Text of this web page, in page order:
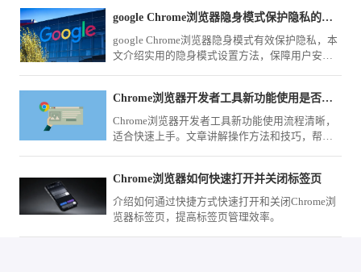
google Chrome浏览器隐身模式保护隐私的实用方法
google Chrome浏览器隐身模式有效保护隐私，本
文介绍实用的隐身模式设置方法，保障用户安全
Chrome浏览器开发者工具新功能使用是否复杂
Chrome浏览器开发者工具新功能使用流程清晰，
适合快速上手。文章讲解操作方法和技巧，帮助
Chrome浏览器如何快速打开并关闭标签页
介绍如何通过快捷方式快速打开和关闭Chrome浏
览器标签页，提高标签页管理效率。